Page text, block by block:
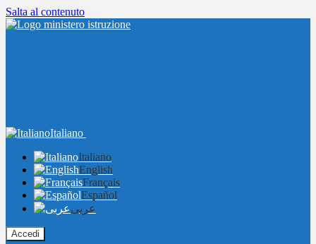
Salta al contenuto
Italiano
Italiano
English
Français
Español
عربى
Accedi